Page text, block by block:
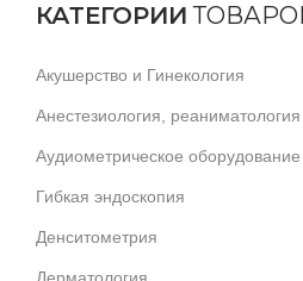
КАТЕГОРИИ
Акушерство и Гинекология
Анестезиология, реаниматология
Аудиометрическое оборудование
Гибкая эндоскопия
Денситометрия